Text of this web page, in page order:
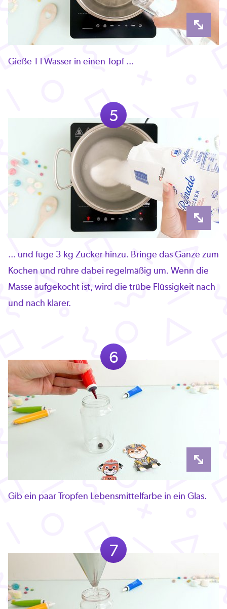
Gieße 1 l Wasser in einen Topf ...
5
... und füge 3 kg Zucker hinzu. Bringe das Ganze zum
Kochen und rühre dabei regelmäßig um. Wenn die
Masse aufgekocht ist, wird die trübe Flüssigkeit nach
und nach klarer.
6
Gib ein paar Tropfen Lebensmittelfarbe in ein Glas.
7